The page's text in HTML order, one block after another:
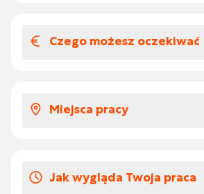
Czego możesz oczekiwać
Twoje wynagrodzenie za
doświadczeniem: € 18,39
Miejsca pracy
uwagi!Jak wygląda Twoja praca